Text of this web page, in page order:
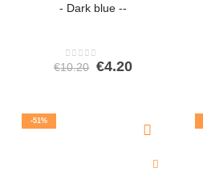
- Dark blue --
0out of 5
€10.20 Oorspronkelijke
€4.20Huidige
-51%